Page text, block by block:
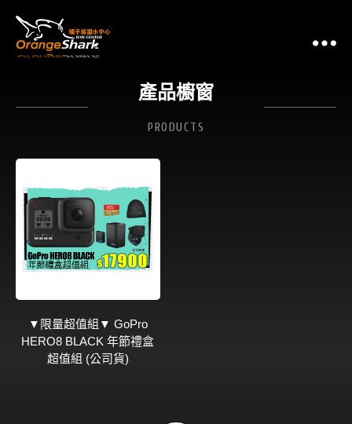
產品櫥窗
PRODUCTS
▼限量超值組▼ GoPro
HERO8 BLACK 年節禮盒
超值組 (公司貨)